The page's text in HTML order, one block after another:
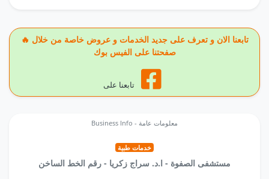
🔥 تابعنا الان و تعرف على جديد الخدمات و عروض خاصة من خلال
صفحتنا على الفيس بوك
تابعنا على
Business Info - معلومات عامة
خدمات طبية
مستشفى الصفوة - ا.د. سراج زكريا - رقم الخط الساخن